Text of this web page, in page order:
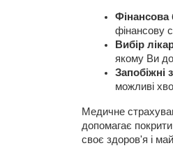
Фінансова
фінансову
Вибір
якому Ви
Запобіжні
можливі
Медичне
допомагає
своє здоров'я і